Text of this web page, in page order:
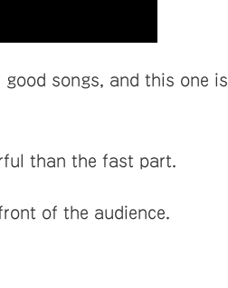
songs, and this one is
than the fast part.
of the audience.